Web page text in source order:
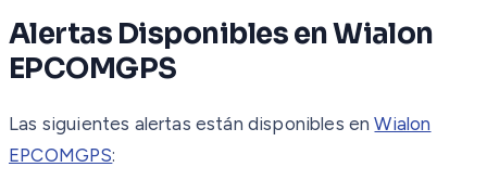
Alertas Disponibles en Wialon
EPCOMGPS
Las siguientes alertas están disponibles enWialon
EPCOMGPS: